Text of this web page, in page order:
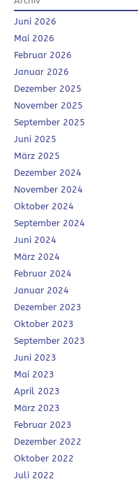
Juni 2026
Mai 2026
Februar 2026
Januar 2026
Dezember 2025
November 2025
September 2025
Juni 2025
März 2025
Dezember 2024
November 2024
Oktober 2024
September 2024
Juni 2024
März 2024
Februar 2024
Januar 2024
Dezember 2023
Oktober 2023
September 2023
Juni 2023
Mai 2023
April 2023
März 2023
Februar 2023
Dezember 2022
Oktober 2022
Juli 2022